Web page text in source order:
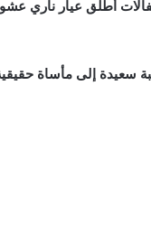
وأثناء الاحتفالات أُطلق عيار
سعيدة إلى مأساة